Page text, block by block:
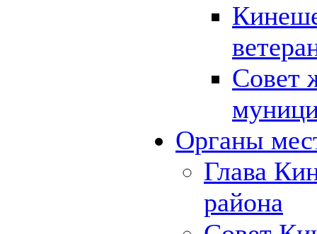
Совет
Органы
Глава
района